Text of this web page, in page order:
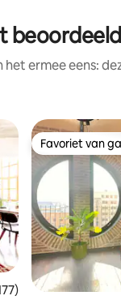
het ermee eens:
beoordeling van
Favoriet van
Favoriet van